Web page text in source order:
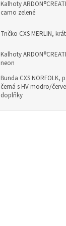
Kalhoty
camo zelené
Tričko CXS MERLIN,
Kalhoty
neon
Bunda CXS NORFOLK,
černá s HV modro/
doplňky